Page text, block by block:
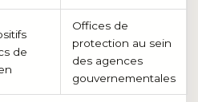
de
Offices de
protection au sein
des agences
gouvernementales